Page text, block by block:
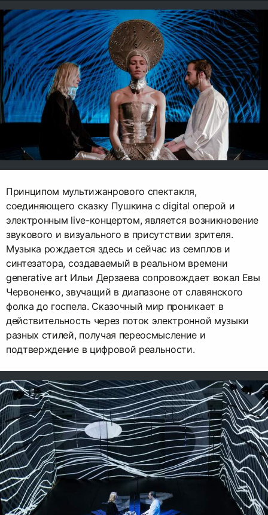
Принципом мультижанрового спектакля,
соединяющего сказку Пушкина с digital оперой и
электронным live-концертом, является возникновение
звукового и визуального в присутствии зрителя.
Музыка рождается здесь и сейчас из семплов и
синтезатора, создаваемый в реальном времени
generative art Ильи Дерзаева сопровождает вокал Евы
Червоненко, звучащий в диапазоне от славянского
фолка до госпела. Сказочный мир проникает в
действительность через поток электронной музыки
разных стилей, получая переосмысление и
подтверждение в цифровой реальности.